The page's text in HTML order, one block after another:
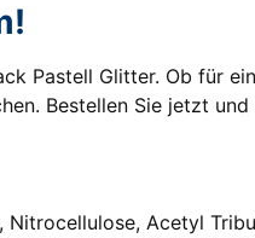
Pastell Glitter. Ob für
Bestellen Sie jetzt
Acetyl